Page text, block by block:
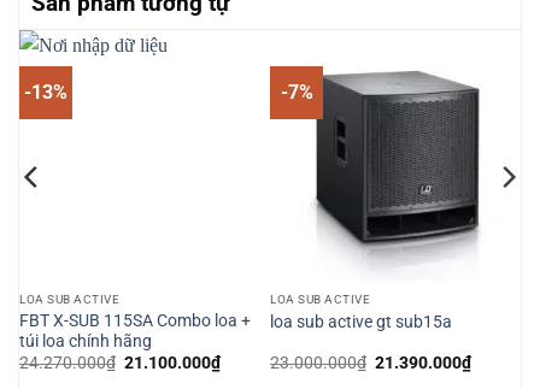
-13%
LOA SUB ACTIVE
FBT X-SUB 115SA Combo loa +
túi loa chính hãng
24.270.000₫ Giá
21.100.000₫Giá
hiện
-7%
LOA SUB ACTIVE
loa sub active gt sub15a
23.000.000₫ Giá
21.390.000₫Giá
hiện